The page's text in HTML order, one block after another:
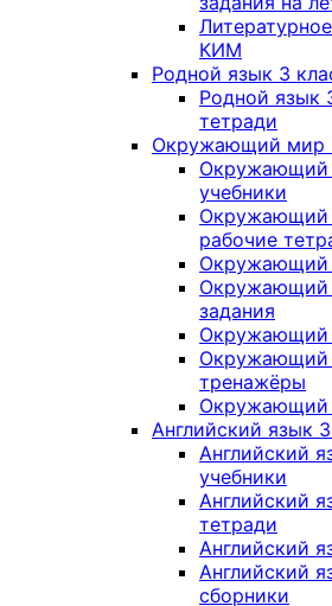
КИМ
Родной язык 3
Родной язык
тетради
Окружающий мир
Окружающий
учебники
Окружающий
рабочие
Окружающий
Окружающий
задания
Окружающий
Окружающий
тренажёры
Окружающий
Английский язык
Английский
учебники
Английский
тетради
Английский
Английский
сборники